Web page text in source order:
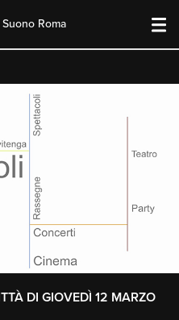
Roma
DI GIOVEDÌ 12 MARZO